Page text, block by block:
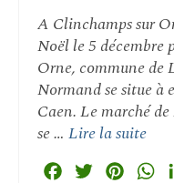
A Clinchamps sur
Noël le 5 décembre
Orne, commune de
Normand se situe à
Caen. Le marché
se … Lire la suite
FacebookTwitter